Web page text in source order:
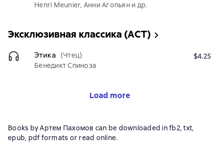
Henri Meunier, Анни Агопьян и др.
Эксклюзивная классика (АСТ)
Этика (Чтец)
Бенедикт Спиноза
$4.25
Load more
Books by Артем Пахомов can be downloaded in fb2, txt,
epub, pdf formats or read online.